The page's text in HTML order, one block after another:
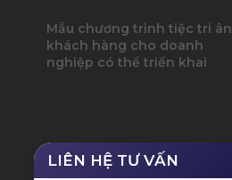
Mẫu chương trình tiệc tri ân
khách hàng cho doanh
nghiệp có thể triển khai
LIÊN HỆ TƯ VẤN